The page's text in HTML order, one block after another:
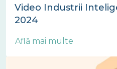
Video Industrii
2024
Află mai multe